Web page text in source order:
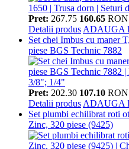
Pret: 267.75 160.65 RON
Detalii produs ADAUGA
Set chei Imbus cu maner
piese BGS Technic 7882
Pret: 202.30 107.10 RON
Detalii produs ADAUGA
Set plumbi echilibrat roti
Zinc, 320 piese (9425)